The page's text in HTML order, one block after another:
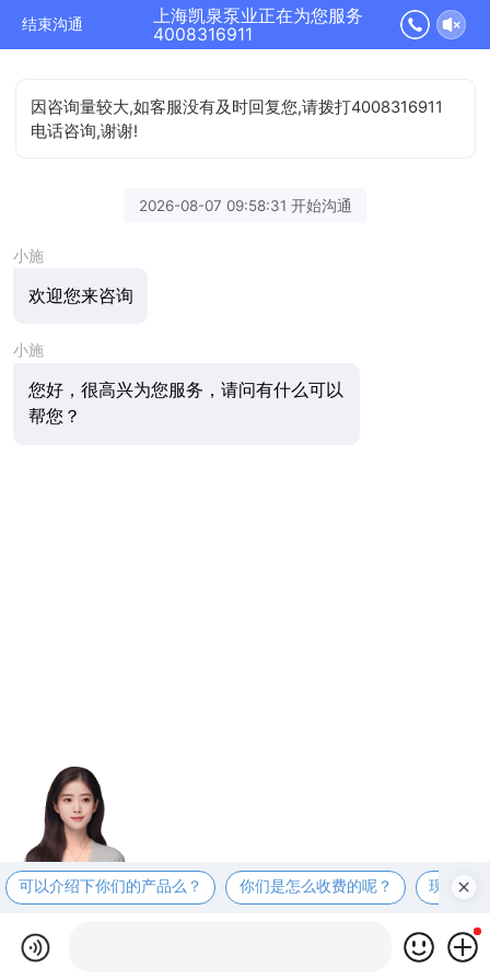
结束沟通
上海凯泉泵业正在为您服务
4008316911
因咨询量较大,如客服没有及时回复您,请拨打4008316911
电话咨询,谢谢!
2026-08-07 09:58:31 开始沟通
小施
欢迎您来咨询
小施
您好，很高兴为您服务，请问有什么可以
帮您？
可以介绍下你们的产品么？ 你们是怎么收费的呢？ 现在有